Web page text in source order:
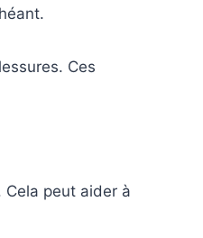
Ces
Cela peut aider à